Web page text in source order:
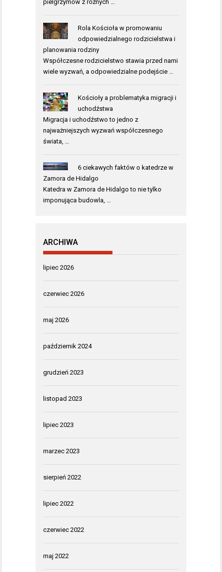
pielgrzymów z różnych …
Rola Kościoła w promowaniu
odpowiedzialnego rodzicielstwa i
planowania rodziny
Współczesne rodzicielstwo stawia przed nami
wiele wyzwań, a odpowiedzialne podejście …
Kościoły a problematyka migracji i
uchodźstwa
Migracja i uchodźstwo to jedno z
najważniejszych wyzwań współczesnego
świata, …
6 ciekawych faktów o katedrze w
Zamora de Hidalgo
Katedra w Zamora de Hidalgo to nie tylko
imponująca budowla, …
ARCHIWA
lipiec 2026
czerwiec 2026
maj 2026
październik 2024
grudzień 2023
listopad 2023
lipiec 2023
marzec 2023
sierpień 2022
lipiec 2022
czerwiec 2022
maj 2022